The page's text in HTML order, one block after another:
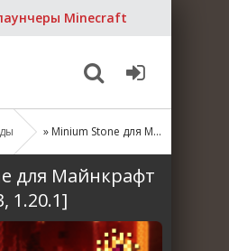
Minecraft
» Minium Stone для Майнкрафт [1.20.4, 1.20.3, 1.20.1]
для Майнкрафт
1.20.1]